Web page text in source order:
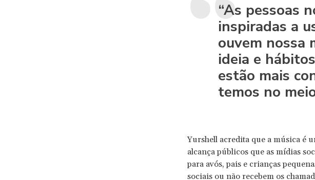
“As pessoas
inspiradas a
ouvem nossa
ideia e
estão mais
temos no
Yurshell acredita que a música é
alcança públicos que as mídias
para avós, pais e crianças
sociais ou não recebem os